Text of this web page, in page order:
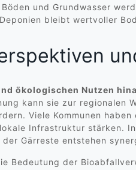
und Grundwasser
bleibt wertvoller
ökologischen Nutzen
kann sie zur
Viele Kommunen
Infrastruktur stärken.
Gärreste entstehen
Bedeutung der